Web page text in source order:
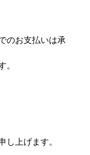
のお支払いは承
上げます。